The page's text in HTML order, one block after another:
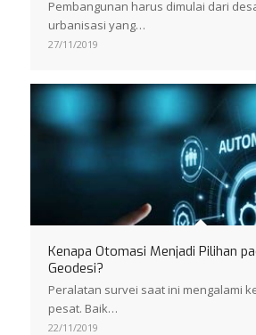
Pembangunan harus dimulai dari
urbanisasi yang…
27/11/2019
Kenapa Otomasi Menjadi Pilihan
Geodesi?
Peralatan survei saat ini mengalami
pesat. Baik…
22/11/2019